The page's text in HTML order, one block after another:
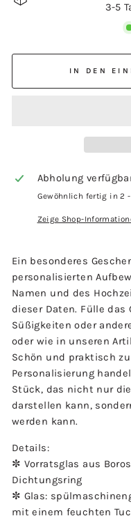
3-5
IN DEN
Abholung
Gewöhnlich fertig in 2 -
Zeige Shop-
Ein besonderes
personalisierten
Namen und des
dieser Daten. Fülle das
Süßigkeiten oder
oder wie in unseren
Schön und praktisch
Personalisierung
Stück, das nicht nur
darstellen kann,
werden kann.
Details:
✼ Vorratsglas aus
Dichtungsring
✼ Glas:
mit einem feuchten